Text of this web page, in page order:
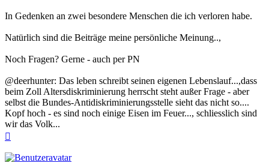
In Gedenken an zwei besondere Menschen die ich verloren habe.
Natürlich sind die Beiträge meine persönliche Meinung..,
Noch Fragen? Gerne - auch per PN
@deerhunter: Das leben schreibt seinen eigenen Lebenslauf...,dass
beim Zoll Altersdiskriminierung herrscht steht außer Frage - aber
selbst die Bundes-Antidiskriminierungsstelle sieht das nicht so....
Kopf hoch - es sind noch einige Eisen im Feuer..., schliesslich sind
wir das Volk...